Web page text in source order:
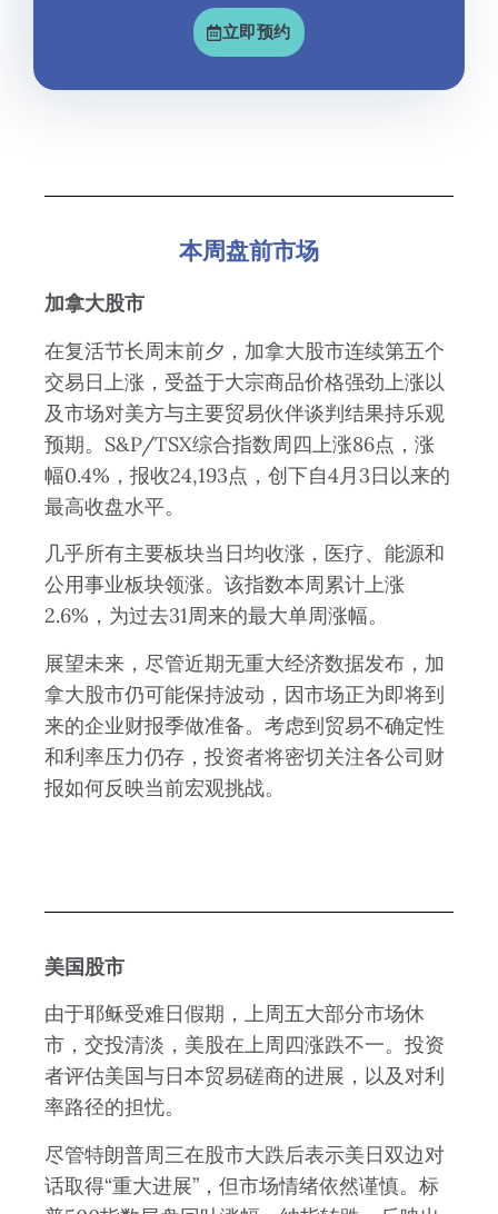
立即预约
本周盘前市场
加拿大股市
在复活节长周末前夕，加拿大股市连续第五个
交易日上涨，受益于大宗商品价格强劲上涨以
及市场对美方与主要贸易伙伴谈判结果持乐观
预期。S&P/TSX综合指数周四上涨86点，涨
幅0.4%，报收24,193点，创下自4月3日以来的
最高收盘水平。
几乎所有主要板块当日均收涨，医疗、能源和
公用事业板块领涨。该指数本周累计上涨
2.6%，为过去31周来的最大单周涨幅。
展望未来，尽管近期无重大经济数据发布，加
拿大股市仍可能保持波动，因市场正为即将到
来的企业财报季做准备。考虑到贸易不确定性
和利率压力仍存，投资者将密切关注各公司财
报如何反映当前宏观挑战。
美国股市
由于耶稣受难日假期，上周五大部分市场休
市，交投清淡，美股在上周四涨跌不一。投资
者评估美国与日本贸易磋商的进展，以及对利
率路径的担忧。
尽管特朗普周三在股市大跌后表示美日双边对
话取得“重大进展”，但市场情绪依然谨慎。标